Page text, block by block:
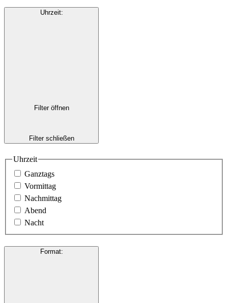
Uhrzeit:
Filter öffnen
Filter schließen
Uhrzeit
Ganztags
Vormittag
Nachmittag
Abend
Nacht
Format: